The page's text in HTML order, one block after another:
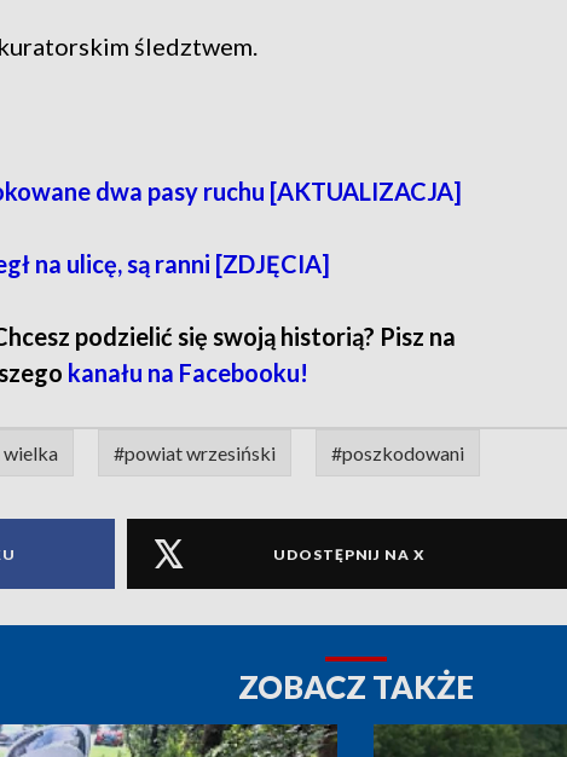
śledztwem.
dwa pasy ruchu [AKTUALIZACJA]
na ulicę, są ranni [ZDJĘCIA]
podzielić się swoją historią? Pisz na
kanału na Facebooku!
wielka #powiat wrzesiński #poszkodowani
UDOSTĘPNIJ NA X
ZOBACZ TAKŻE